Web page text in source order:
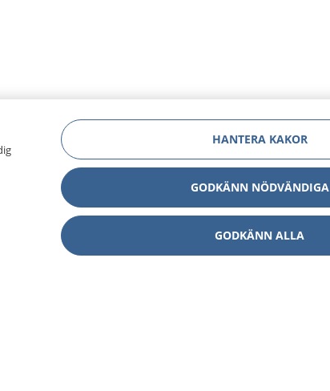
HANTERA KAKOR
GODKÄNN NÖDVÄNDIGA
GODKÄNN ALLA